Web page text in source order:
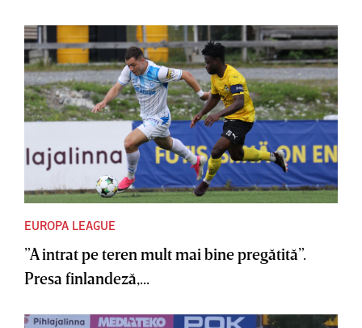
EUROPA LEAGUE
”A intrat pe teren mult mai bine pregătită”.
Presa finlandeză,...